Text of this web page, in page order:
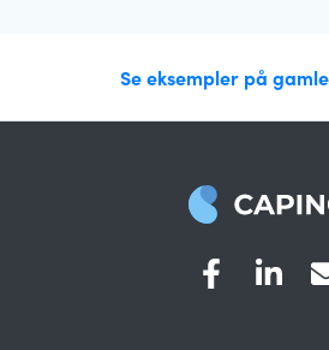
Se eksempler på